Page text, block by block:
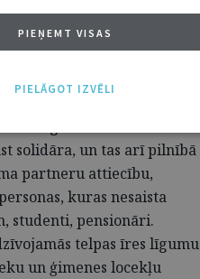
likums vairs neregulē
dzīvokļu
pazīmes vai kritēriji, kādi
noslēgt ar vairākiem
solidāra, un tas arī pilnībā
partneru attiecību,
kuras nesaista
studenti, pensionāri.
telpas īres līgumu
un ģimenes locekļu
PIEŅEMT VISAS
PIELĀGOT IZVĒLI